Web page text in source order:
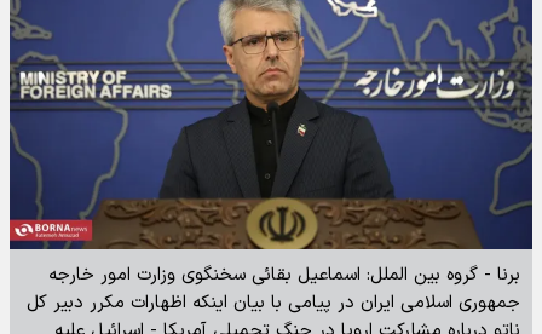
برنا - گروه بین الملل: اسماعیل بقائی سخنگوی وزارت امور خارجه
جمهوری اسلامی ایران در پیامی با بیان اینکه اظهارات مکرر دبیر کل